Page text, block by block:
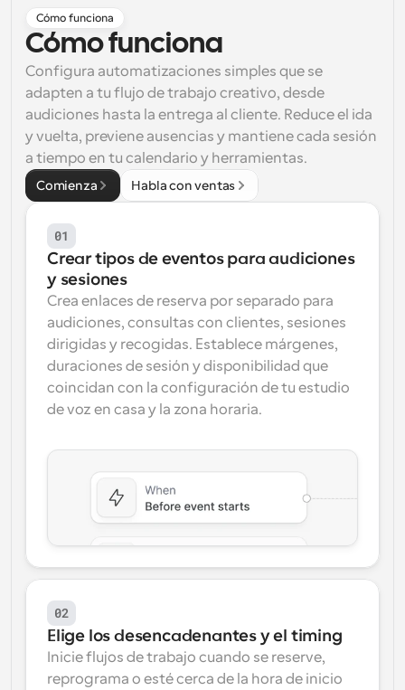
Programación potenciadda con llamadas
impulsadas por IA
Flujos de trabajo
Automatiza la programación y los recordatorios
Blog
Mantente al día con las últimas noticias y
actualizaciones
Reuniones Instantáneas
Reúnete con clientes en minutos
Enlaces de Grupo Dinámico
Reserva reuniones de forma fluida con varias personas
Webhooks
Recibe notificaciones cuando ocurra algo
Cómo funciona
Cómo funciona
Configura automatizaciones simples que se
adapten a tu flujo de trabajo creativo, desde
audiciones hasta la entrega al cliente. Reduce el ida
y vuelta, previene ausencias y mantiene cada sesión
a tiempo en tu calendario y herramientas.
Comienza Habla con ventas
01
Crear tipos de eventos para audiciones
y sesiones
Crea enlaces de reserva por separado para
audiciones, consultas con clientes, sesiones
dirigidas y recogidas. Establece márgenes,
duraciones de sesión y disponibilidad que
coincidan con la configuración de tu estudio
de voz en casa y la zona horaria.
02
Elige los desencadenantes y el timing
Inicie flujos de trabajo cuando se reserve,
reprograma o esté cerca de la hora de inicio